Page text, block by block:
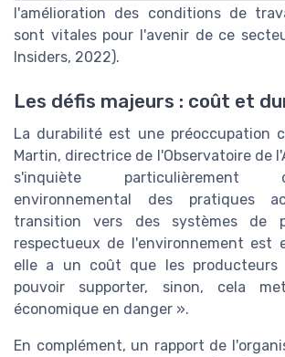
l'amélioration des conditions de
sont vitales pour l'avenir de ce
Insiders, 2022).
Les défis majeurs : coût et
La durabilité est une préoccupation
Martin, directrice de l'Observatoire de
s'inquiète
environnemental des pratiques
transition vers des systèmes de
respectueux de l'environnement est
elle a un coût que les
pouvoir supporter, sinon, cela
économique en danger ».
En complément, un rapport de